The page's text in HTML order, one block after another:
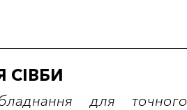
СІВБИ
для точного